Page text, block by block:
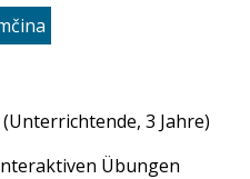
3 Jahre)
Übungen